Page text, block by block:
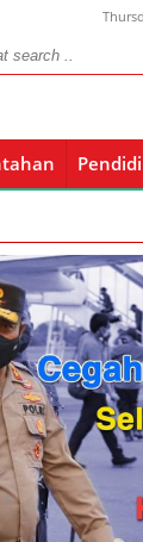
Kesehatan